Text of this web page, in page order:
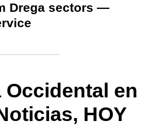
Drega sectors —
Occidental en
HOY